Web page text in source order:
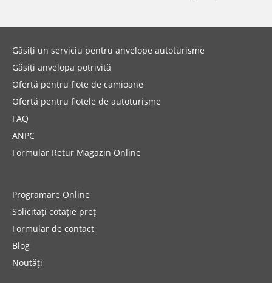
Găsiți un serviciu pentru anvelope autoturisme
Găsiți anvelopa potrivită
Ofertă pentru flote de camioane
Ofertă pentru flotele de autoturisme
FAQ
ANPC
Formular Retur Magazin Online
Programare Online
Solicitați cotație preț
Formular de contact
Blog
Noutăți